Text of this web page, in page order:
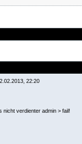
22:20
nicht verdienter admin > fail!